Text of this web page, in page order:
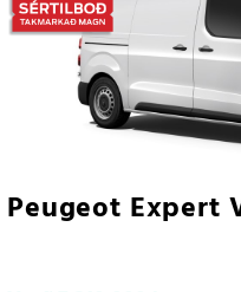
Peugeot Expert